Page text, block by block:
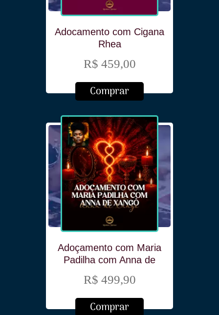
Adocamento com Cigana
Rhea
R$ 459,00
Comprar
Adoçamento com Maria
Padilha com Anna de
R$ 499,90
Comprar